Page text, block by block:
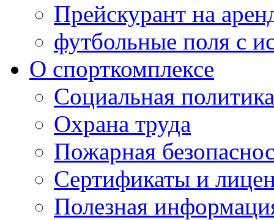
Прейскурант на
футбольные поля с
О спорткомплексе
Социальная политика
Охрана труда
Пожарная
Сертификаты и
Полезная